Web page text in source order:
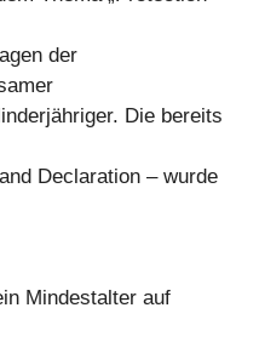
der
Die bereits
Declaration – wurde
Mindestalter auf